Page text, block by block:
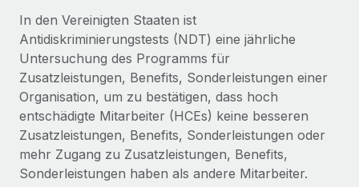
Freelancer:innen
PEO
Auslagern von komplexen HR-Aufgaben
INFRASTRUKTUR
Remote Embedded
Nahtlose Integration der HR in bestehende Abläufe
WACHSTUMSPHASE
Startups
Agile HR- und Payroll-Lösungen für wachsende
Unternehmen
Mittelstand
Maßgeschneiderte HR-Lösungen, um Teams zu
vergrößern
Gesamtbeschäftigungskosten
Honorarzahlungen berechnen
Informationen zu möglichen Währungen und
Abwicklungsfristen für globale Freelancer:innen
LERNEN MIT REMOTE
Forschung und Leitfäden
Nederlands
Français
Deutsch
Español
Anmelden
In den Vereinigten Staaten ist
Antidiskriminierungstests (NDT) eine jährliche
Untersuchung des Programms für
Zusatzleistungen, Benefits, Sonderleistungen einer
Organisation, um zu bestätigen, dass hoch
entschädigte Mitarbeiter (HCEs) keine besseren
Zusatzleistungen, Benefits, Sonderleistungen oder
mehr Zugang zu Zusatzleistungen, Benefits,
Sonderleistungen haben als andere Mitarbeiter.